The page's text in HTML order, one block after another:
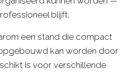
blijft.
een stand die compact
kan worden door
is voor verschillende